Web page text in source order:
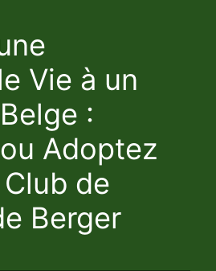
Vie à un
:
Adoptez
de
Berger